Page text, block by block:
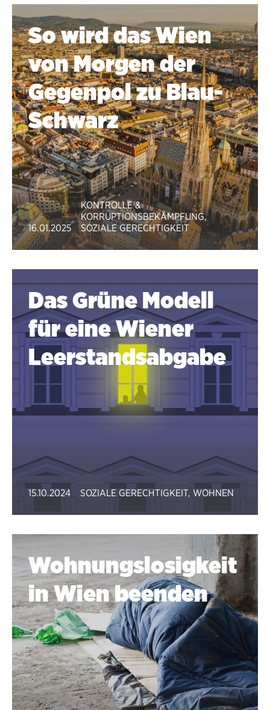
So wird das Wien
von Morgen der
Gegenpol zu Blau-
Schwarz
16.01.2025
KONTROLLE &
KORRUPTIONSBEKÄMPFUNG,
SOZIALE GERECHTIGKEIT
Das Grüne Modell
für eine Wiener
Leerstands­abgabe
15.10.2024 SOZIALE GERECHTIGKEIT, WOHNEN
Wohnungslosigkeit
in Wien beenden